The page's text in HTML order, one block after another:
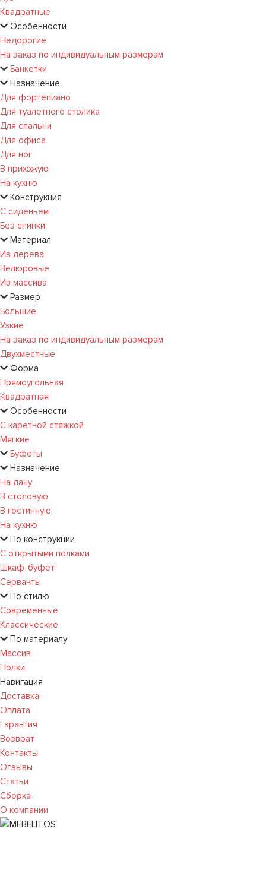
Квадратные
Особенности
Недорогие
На заказ по индивидуальным размерам
Банкетки
Назначение
Для фортепиано
Для туалетного столика
Для спальни
Для офиса
Для ног
В прихожую
На кухню
Конструкция
С сиденьем
Без спинки
Материал
Из дерева
Велюровые
Из массива
Размер
Большие
Узкие
На заказ по индивидуальным размерам
Двухместные
Форма
Прямоугольная
Квадратная
Особенности
С каретной стяжкой
Мягкие
Буфеты
Назначение
На дачу
В столовую
В гостинную
На кухню
По конструкции
С открытыми полками
Шкаф-буфет
Серванты
По стилю
Современные
Классические
По материалу
Массив
Полки
Навигация
Доставка
Оплата
Гарантия
Возврат
Контакты
Отзывы
Статьи
Сборка
О компании